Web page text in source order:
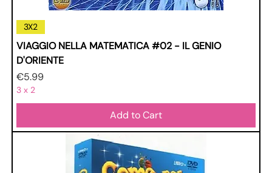
3X2
VIAGGIO NELLA MATEMATICA #02 - IL GENIO
D'ORIENTE
Price
€5.99
3 x 2
Add to Cart